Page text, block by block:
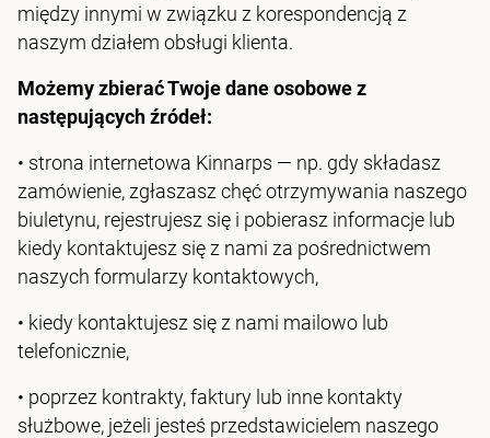
między innymi w związku z korespondencją z
naszym działem obsługi klienta.
Możemy zbierać Twoje dane osobowe z
następujących źródeł:
• strona internetowa Kinnarps — np. gdy składasz
zamówienie, zgłaszasz chęć otrzymywania naszego
biuletynu, rejestrujesz się i pobierasz informacje lub
kiedy kontaktujesz się z nami za pośrednictwem
naszych formularzy kontaktowych,
• kiedy kontaktujesz się z nami mailowo lub
telefonicznie,
• poprzez kontrakty, faktury lub inne kontakty
służbowe, jeżeli jesteś przedstawicielem naszego